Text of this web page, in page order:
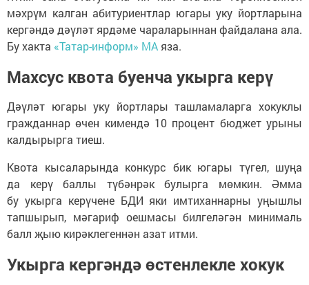
мәхрүм калган абитуриентлар югары уку йортларына
кергәндә дәүләт ярдәме чараларыннан файдалана ала.
Бу хакта «Татар-информ» МА яза.
Махсус квота буенча укырга керү
Дәүләт югары уку йортлары ташламаларга хокуклы
гражданнар өчен кимендә 10 процент бюджет урыны
калдырырга тиеш.
Квота кысаларында конкурс бик югары түгел, шуңа
да керү баллы түбәнрәк булырга мөмкин. Әмма
бу укырга керүчене БДИ яки имтиханнарны уңышлы
тапшырып, мәгариф оешмасы билгеләгән минималь
балл җыю кирәклегеннән азат итми.
Укырга кергәндә өстенлекле хокук